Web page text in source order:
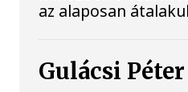
az alaposan
Gulácsi